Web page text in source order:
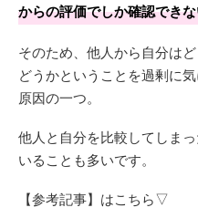
からの評価でしか確認でき
そのため、他人から自分は
どうかということを過剰に
原因の一つ。
他人と自分を比較してしま
いることも多いです。
【参考記事】はこちら▽